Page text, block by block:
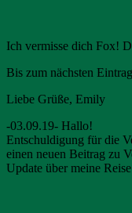
Ich vermisse dich Fox!
Bis zum nächsten
Liebe Grüße, Emily
-03.09.19- Hallo!
Entschuldigung für die
einen neuen Beitrag zu
Update über meine